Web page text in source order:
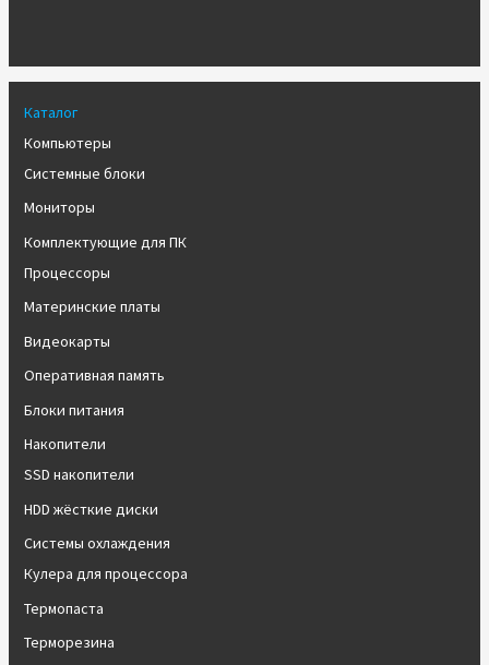
Каталог
Компьютеры
Системные блоки
Мониторы
Комплектующие для ПК
Процессоры
Материнские платы
Видеокарты
Оперативная память
Блоки питания
Накопители
SSD накопители
HDD жёсткие диски
Системы охлаждения
Кулера для процессора
Термопаста
Терморезина